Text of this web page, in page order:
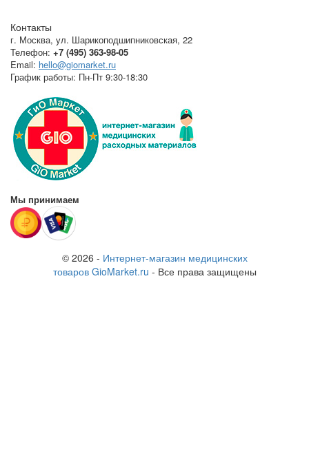
Контакты
г. Москва, ул. Шарикоподшипниковская, 22
Телефон: +7 (495) 363-98-05
Email: hello@giomarket.ru
График работы: Пн-Пт 9:30-18:30
Мы принимаем
© 2026 - Интернет-магазин медицинских
товаров GioMarket.ru - Все права защищены